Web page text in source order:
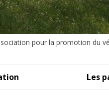
pour la promotion du
Les